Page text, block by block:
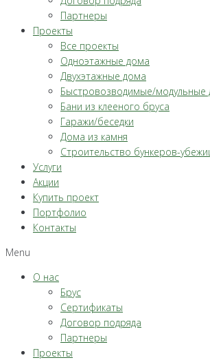
Партнеры
Проекты
Все проекты
Одноэтажные дома
Двухэтажные дома
Быстровозводимые/модульные
Бани из клееного бруса
Гаражи/беседки
Дома из камня
Строительство бункеров-
Услуги
Акции
Купить проект
Портфолио
Контакты
Menu
О нас
Брус
Сертификаты
Договор подряда
Партнеры
Проекты